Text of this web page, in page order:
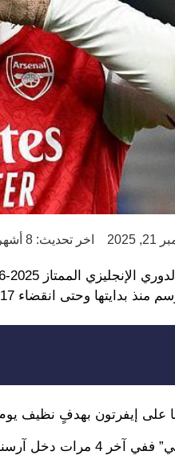
اخر تحديث: 8 أشهر ago
بدايتها وحتى انقضاء 17 جولة.
على إيفرتون بهدفٍ نظيف
تحقيق اللقب بنهاية المطاف.